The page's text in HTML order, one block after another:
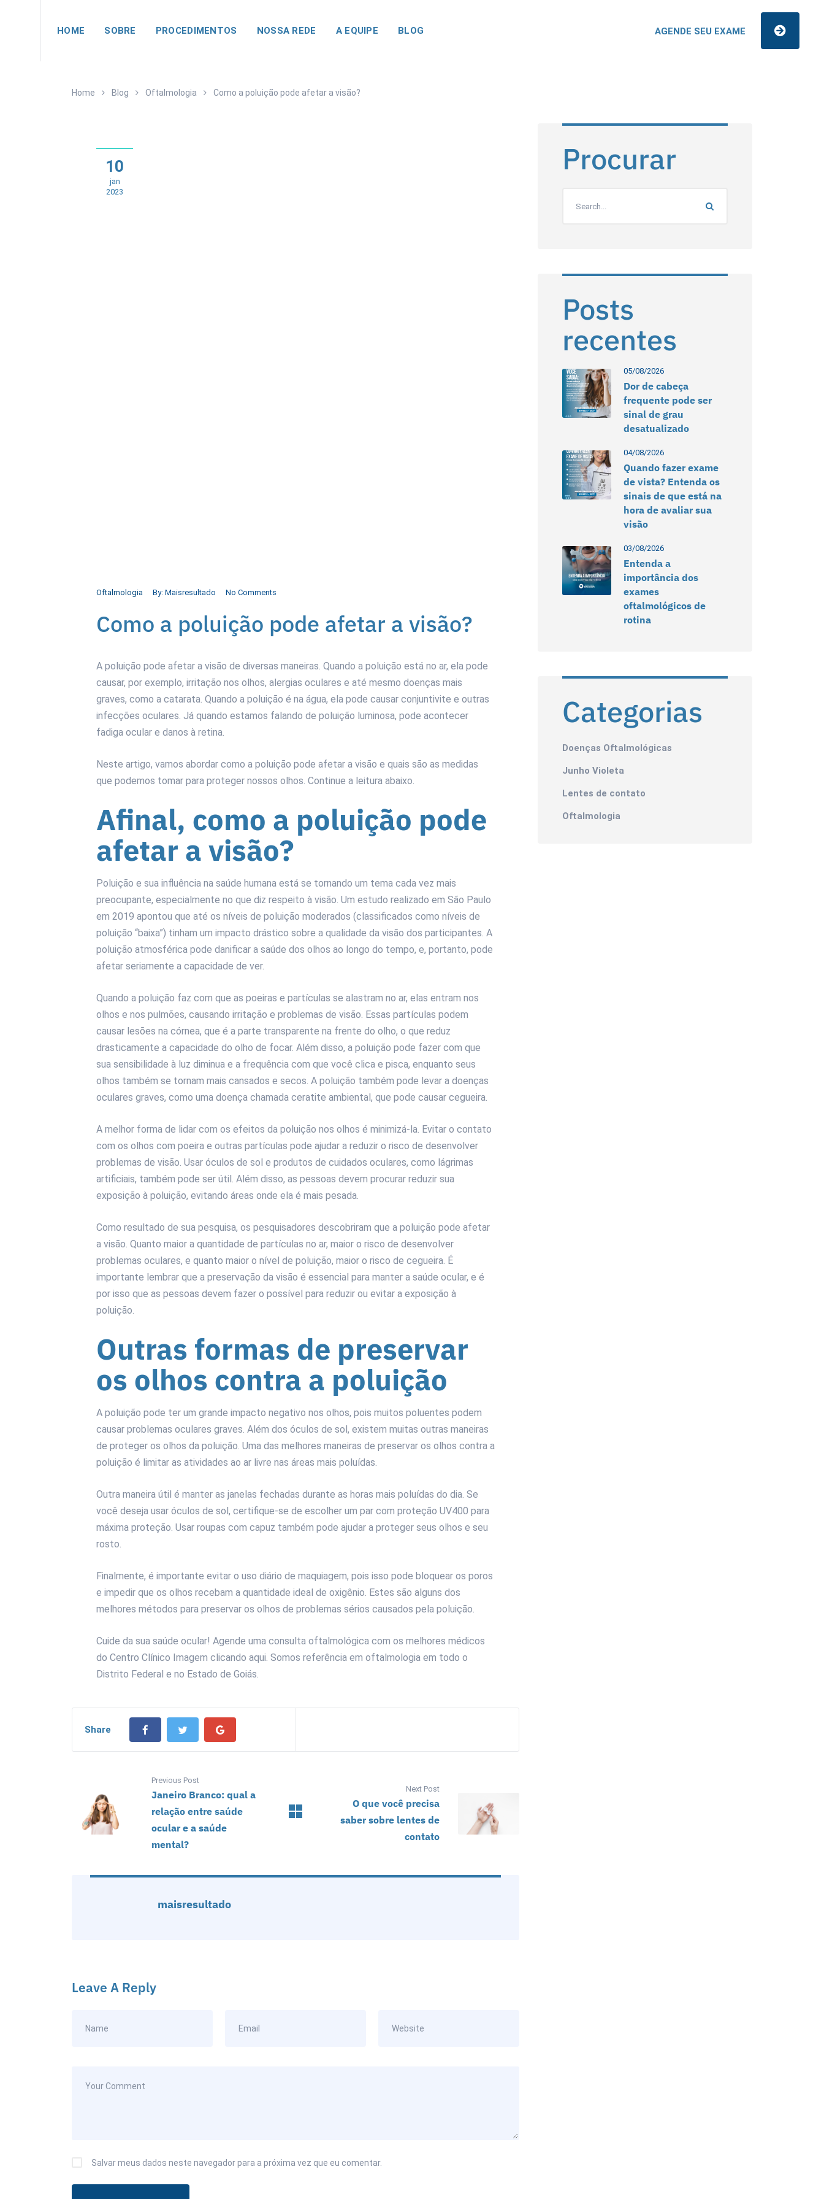
HOME SOBRE PROCEDIMENTOS NOSSA REDE A EQUIPE BLOG AGENDE SEU EXAME
Home Blog Oftalmologia Como a poluição pode afetar a visão?
10
jan
2023
Oftalmologia By: Maisresultado No Comments
Como a poluição pode afetar a visão?
A poluição pode afetar a visão de diversas maneiras. Quando a poluição está no ar, ela pode
causar, por exemplo, irritação nos olhos, alergias oculares e até mesmo doenças mais
graves, como a catarata. Quando a poluição é na água, ela pode causar conjuntivite e outras
infecções oculares. Já quando estamos falando de poluição luminosa, pode acontecer
fadiga ocular e danos à retina.
Neste artigo, vamos abordar como a poluição pode afetar a visão e quais são as medidas
que podemos tomar para proteger nossos olhos. Continue a leitura abaixo.
Afinal, como a poluição pode
afetar a visão?
Poluição e sua influência na saúde humana está se tornando um tema cada vez mais
preocupante, especialmente no que diz respeito à visão. Um estudo realizado em São Paulo
em 2019 apontou que até os níveis de poluição moderados (classificados como níveis de
poluição “baixa”) tinham um impacto drástico sobre a qualidade da visão dos participantes. A
poluição atmosférica pode danificar a saúde dos olhos ao longo do tempo, e, portanto, pode
afetar seriamente a capacidade de ver.
Quando a poluição faz com que as poeiras e partículas se alastram no ar, elas entram nos
olhos e nos pulmões, causando irritação e problemas de visão. Essas partículas podem
causar lesões na córnea, que é a parte transparente na frente do olho, o que reduz
drasticamente a capacidade do olho de focar. Além disso, a poluição pode fazer com que
sua sensibilidade à luz diminua e a frequência com que você clica e pisca, enquanto seus
olhos também se tornam mais cansados ​​e secos. A poluição também pode levar a doenças
oculares graves, como uma doença chamada ceratite ambiental, que pode causar cegueira.
A melhor forma de lidar com os efeitos da poluição nos olhos é minimizá-la. Evitar o contato
com os olhos com poeira e outras partículas pode ajudar a reduzir o risco de desenvolver
problemas de visão. Usar óculos de sol e produtos de cuidados oculares, como lágrimas
artificiais, também pode ser útil. Além disso, as pessoas devem procurar reduzir sua
exposição à poluição, evitando áreas onde ela é mais pesada.
Como resultado de sua pesquisa, os pesquisadores descobriram que a poluição pode afetar
a visão. Quanto maior a quantidade de partículas no ar, maior o risco de desenvolver
problemas oculares, e quanto maior o nível de poluição, maior o risco de cegueira. É
importante lembrar que a preservação da visão é essencial para manter a saúde ocular, e é
por isso que as pessoas devem fazer o possível para reduzir ou evitar a exposição à
poluição.
Outras formas de preservar
os olhos contra a poluição
A poluição pode ter um grande impacto negativo nos olhos, pois muitos poluentes podem
causar problemas oculares graves. Além dos óculos de sol, existem muitas outras maneiras
de proteger os olhos da poluição. Uma das melhores maneiras de preservar os olhos contra a
poluição é limitar as atividades ao ar livre nas áreas mais poluídas.
Outra maneira útil é manter as janelas fechadas durante as horas mais poluídas do dia. Se
você deseja usar óculos de sol, certifique-se de escolher um par com proteção UV400 para
máxima proteção. Usar roupas com capuz também pode ajudar a proteger seus olhos e seu
rosto.
Finalmente, é importante evitar o uso diário de maquiagem, pois isso pode bloquear os poros
e impedir que os olhos recebam a quantidade ideal de oxigênio. Estes são alguns dos
melhores métodos para preservar os olhos de problemas sérios causados pela poluição.
Cuide da sua saúde ocular! Agende uma consulta oftalmológica com os melhores médicos
do Centro Clínico Imagem clicando aqui. Somos referência em oftalmologia em todo o
Distrito Federal e no Estado de Goiás.
Share
Previous Post
Janeiro Branco: qual a
relação entre saúde
ocular e a saúde
mental?
Next Post
O que você precisa
saber sobre lentes de
contato
maisresultado
Leave A Reply
Salvar meus dados neste navegador para a próxima vez que eu comentar.
Procurar
Posts
recentes
05/08/2026
Dor de cabeça
frequente pode ser
sinal de grau
desatualizado
04/08/2026
Quando fazer exame
de vista? Entenda os
sinais de que está na
hora de avaliar sua
visão
03/08/2026
Entenda a
importância dos
exames
oftalmológicos de
rotina
Categorias
Doenças Oftalmológicas
Junho Violeta
Lentes de contato
Oftalmologia